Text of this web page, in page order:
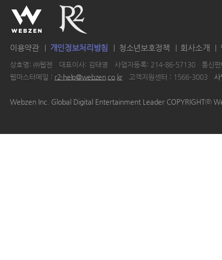
이용약관 개인정보처리방침 청소년보호정책 회사소개
상호명: ㈜웹젠 대표이사: 김태영 사업자등록: 214-86-57130
통신
웹마스터메일 : r2-help@webzen.co.kr 고객지원센터 : 1566-3003
Webzen Inc. Global Digital Entertainment Leader COPYRIGHTⓒ